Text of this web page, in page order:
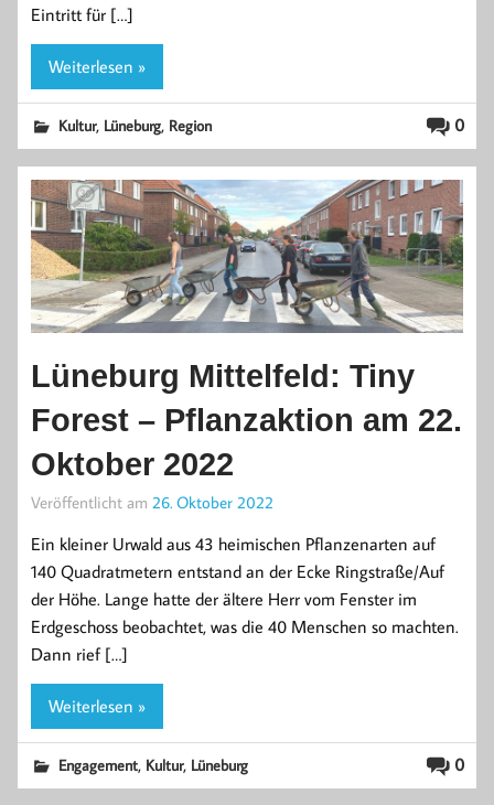
Eintritt für […]
Weiterlesen »
0
Kultur, Lüneburg, Region
Lüneburg Mittelfeld: Tiny
Forest – Pflanzaktion am 22.
Oktober 2022
Veröffentlicht am 26. Oktober 2022
Ein kleiner Urwald aus 43 heimischen Pflanzenarten auf
140 Quadratmetern entstand an der Ecke Ringstraße/Auf
der Höhe. Lange hatte der ältere Herr vom Fenster im
Erdgeschoss beobachtet, was die 40 Menschen so machten.
Dann rief […]
Weiterlesen »
0
Engagement, Kultur, Lüneburg